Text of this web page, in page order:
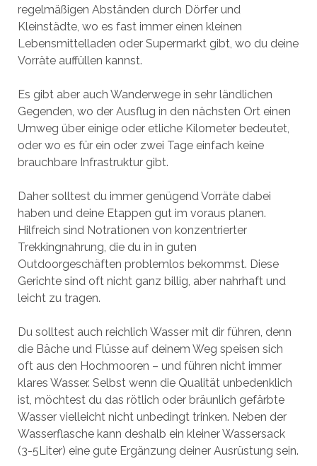
regelmäßigen Abständen durch Dörfer und
Kleinstädte, wo es fast immer einen kleinen
Lebensmittelladen oder Supermarkt gibt, wo du deine
Vorräte auffüllen kannst.
Es gibt aber auch Wanderwege in sehr ländlichen
Gegenden, wo der Ausflug in den nächsten Ort einen
Umweg über einige oder etliche Kilometer bedeutet,
oder wo es für ein oder zwei Tage einfach keine
brauchbare Infrastruktur gibt.
Daher solltest du immer genügend Vorräte dabei
haben und deine Etappen gut im voraus planen.
Hilfreich sind Notrationen von konzentrierter
Trekkingnahrung, die du in in guten
Outdoorgeschäften problemlos bekommst. Diese
Gerichte sind oft nicht ganz billig, aber nahrhaft und
leicht zu tragen.
Du solltest auch reichlich Wasser mit dir führen, denn
die Bäche und Flüsse auf deinem Weg speisen sich
oft aus den Hochmooren – und führen nicht immer
klares Wasser. Selbst wenn die Qualität unbedenklich
ist, möchtest du das rötlich oder bräunlich gefärbte
Wasser vielleicht nicht unbedingt trinken. Neben der
Wasserflasche kann deshalb ein kleiner Wassersack
(3-5Liter) eine gute Ergänzung deiner Ausrüstung sein.